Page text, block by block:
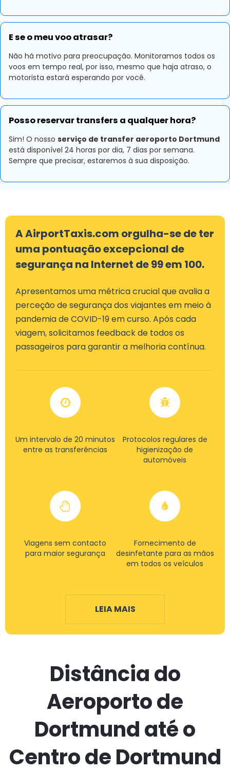
E se o meu voo atrasar?
Não há motivo para preocupação. Monitoramos todos os
voos em tempo real, por isso, mesmo que haja atraso, o
motorista estará esperando por você.
Posso reservar transfers a qualquer hora?
Sim! O nosso serviço de transfer aeroporto Dortmund
está disponível 24 horas por dia, 7 dias por semana.
Sempre que precisar, estaremos à sua disposição.
A AirportTaxis.com orgulha-se de ter
uma pontuação excepcional de
segurança na Internet de 99 em 100.
Apresentamos uma métrica crucial que avalia a
perceção de segurança dos viajantes em meio à
pandemia de COVID-19 em curso. Após cada
viagem, solicitamos feedback de todos os
passageiros para garantir a melhoria contínua.
Um intervalo de 20 minutos
entre as transferências
Protocolos regulares de
higienização de
automóveis
Viagens sem contacto
para maior segurança
Fornecimento de
desinfetante para as mãos
em todos os veículos
LEIA MAIS
Distância do
Aeroporto de
Dortmund até o
Centro de Dortmund